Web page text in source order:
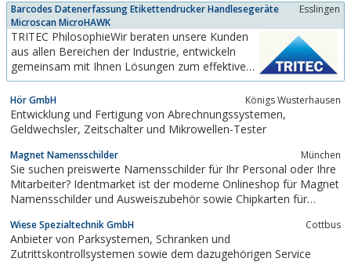
Barcodes Datenerfassung Etikettendrucker Handlesegeräte
Microscan MicroHAWK
Esslingen
TRITEC PhilosophieWir beraten unsere Kunden
aus allen Bereichen der Industrie, entwickeln
gemeinsam mit Ihnen Lösungen zum effektiven
sowie wirtschaftlichen Lesen von Barcodes
jeder Art. Während in zunehmenden Maße die
Anforderungen an das zu lesende
Datenvolumen steigt, werden die Flächen für die
Hör GmbH Königs Wusterhausen
Entwicklung und Fertigung von Abrechnungssystemen,
Geldwechsler, Zeitschalter und Mikrowellen-Tester
Magnet Namensschilder München
Sie suchen preiswerte Namensschilder für Ihr Personal oder Ihre
Mitarbeiter? Identmarket ist der moderne Onlineshop für Magnet
Namensschilder und Ausweiszubehör sowie Chipkarten für
Wiese Spezialtechnik GmbH Cottbus
Anbieter von Parksystemen, Schranken und
Zutrittskontrollsystemen sowie dem dazugehörigen Service